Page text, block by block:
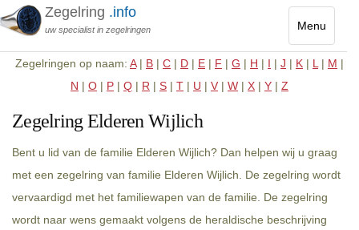
Menu
Toggle
Zegelring .info
uw specialist in zegelringen
Zegelringen op naam: A| B | C | D | E | F | G | H | I | J | K | L | M |
N | O | P | Q | R | S | T | U | V | W | X | Y | Z
Zegelring Elderen Wijlich
Bent u lid van de familie Elderen Wijlich? Dan helpen wij u graag
met een zegelring van familie Elderen Wijlich. De zegelring wordt
vervaardigd met het familiewapen van de familie. De zegelring
wordt naar wens gemaakt volgens de heraldische beschrijving